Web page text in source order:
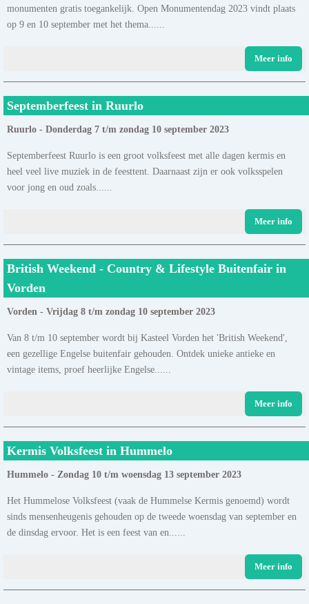
monumenten gratis toegankelijk. Open Monumentendag 2023 vindt plaats
op 9 en 10 september met het thema......
Meer info
Septemberfeest in Ruurlo
Ruurlo - Donderdag 7 t/m zondag 10 september 2023
Septemberfeest Ruurlo is een groot volksfeest met alle dagen kermis en
heel veel live muziek in de feesttent. Daarnaast zijn er ook volksspelen
voor jong en oud zoals......
Meer info
British Weekend - Country & Lifestyle Buitenfair in
Vorden
Vorden - Vrijdag 8 t/m zondag 10 september 2023
Van 8 t/m 10 september wordt bij Kasteel Vorden het 'British Weekend',
een gezellige Engelse buitenfair gehouden. Ontdek unieke antieke en
vintage items, proef heerlijke Engelse......
Meer info
Kermis Volksfeest in Hummelo
Hummelo - Zondag 10 t/m woensdag 13 september 2023
Het Hummelose Volksfeest (vaak de Hummelse Kermis genoemd) wordt
sinds mensenheugenis gehouden op de tweede woensdag van september en
de dinsdag ervoor. Het is een feest van en......
Meer info